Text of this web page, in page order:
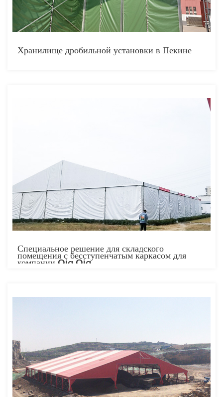
Хранилище дробильной установки в Пекине
Специальное решение для складского
помещения с бесступенчатым каркасом для
компании Qia Qia.